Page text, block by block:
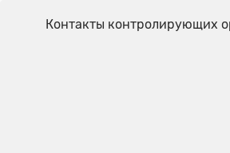
Контакты контролирующих